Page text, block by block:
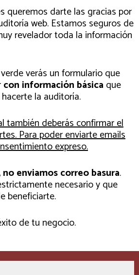
queremos darte las gracias por
web. Estamos seguros de
revelador toda la información
verás un formulario que
con información básica que
la auditoría.
también deberás confirmar el
Para poder enviarte emails
expreso.
enviamos correo basura.
necesario y que
beneficiarte.
de tu negocio.